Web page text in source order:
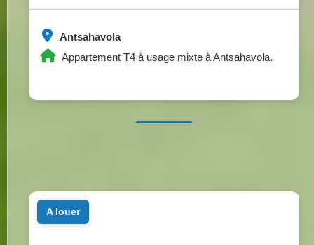
Antsahavola
Appartement T4 à usage mixte à Antsahavola.
a louer